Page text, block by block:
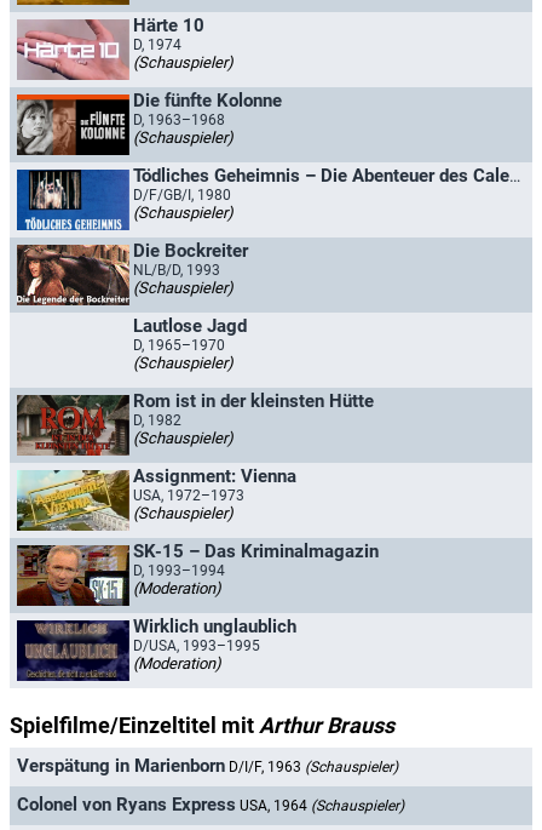
Härte 10
D, 1974
(Schauspieler)
Die fünfte Kolonne
D, 1963–1968
(Schauspieler)
Tödliches Geheimnis – Die Abenteuer des Caleb Williams
D/F/GB/I, 1980
(Schauspieler)
Die Bockreiter
NL/B/D, 1993
(Schauspieler)
Lautlose Jagd
D, 1965–1970
(Schauspieler)
Rom ist in der kleinsten Hütte
D, 1982
(Schauspieler)
Assignment: Vienna
USA, 1972–1973
(Schauspieler)
SK-15 – Das Kriminalmagazin
D, 1993–1994
(Moderation)
Wirklich unglaublich
D/USA, 1993–1995
(Moderation)
Spielfilme/Einzeltitel mit Arthur Brauss
Verspätung in Marienborn D/I/F, 1963 (Schauspieler)
Colonel von Ryans Express USA, 1964 (Schauspieler)